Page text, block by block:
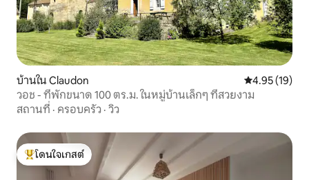
บ้านใน Claudon คะแนนเฉลี่ย
4.95 (19)
วอช - ที่พักขนาด 100 ตร.ม. ในหมู่บ้านเล็กๆ ที่สวยงาม
สถานที่ · ครอบครัว · วิว
โดนใจเกสต์ที่สุด
โดนใจเกสต์